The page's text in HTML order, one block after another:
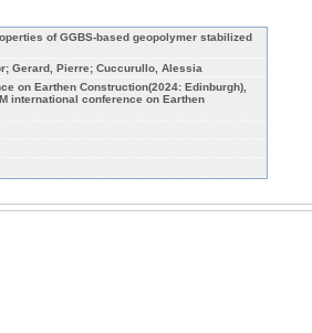
of GGBS-based geopolymer stabilized
Gerard, Pierre; Cuccurullo, Alessia
on Earthen Construction(2024: Edinburgh),
international conference on Earthen